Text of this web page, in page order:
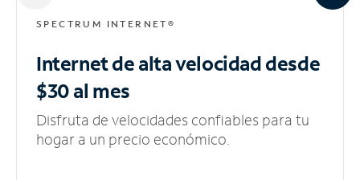
SPECTRUM INTERNET®
Internet de alta velocidaddesde
$30 al mes
Disfruta de velocidades confiables para tu
hogar a un precio económico.